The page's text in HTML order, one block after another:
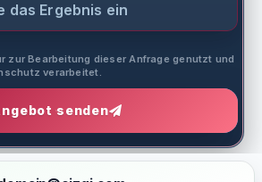
zur Bearbeitung dieser Anfrage genutzt und
verarbeitet.
senden